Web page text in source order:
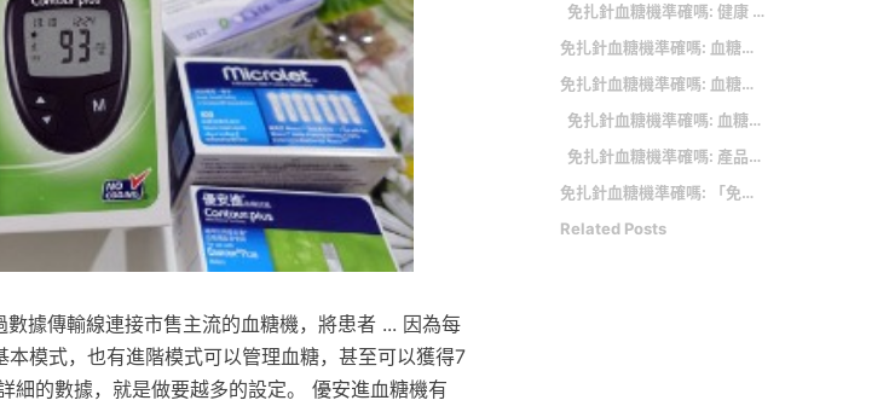
據傳輸線連接市售主流的血糖機，將患者 ... 因為每
模式，也有進階模式可以管理血糖，甚至可以獲得7
細的數據，就是做要越多的設定。 優安進血糖機有
免扎針血糖機準確嗎: 健康 熱門新聞
免扎針血糖機準確嗎: 血糖機的選購重點
免扎針血糖機準確嗎: 血糖機免扎針ptt 在 羅氏血糖機. 血糖機推薦ptt - mam dlugi forum 的推薦
免扎針血糖機準確嗎: 血糖機免扎針ptt 在 血糖機ptt 的推薦
免扎針血糖機準確嗎: 產品保固登錄享好康優惠
免扎針血糖機準確嗎: 「免扎針血糖機準確嗎」的推薦目錄：
Related Posts